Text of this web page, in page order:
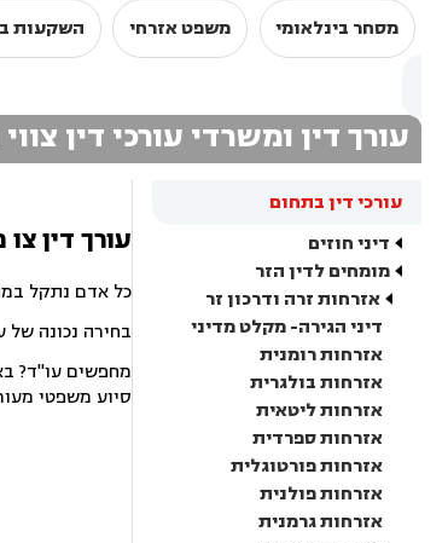
מסחר בינלאומי משפט אזרחי השקעות
עורך דין ומשרדי עורכי דין
עורכי דין בתחום
דיני חוזים
מומחים לדין הזר
אזרחות זרה ודרכון זר
דיני הגירה- מקלט מדיני
אזרחות רומנית
אזרחות בולגרית
אזרחות ליטאית
אזרחות ספרדית
אזרחות פורטוגלית
אזרחות פולנית
אזרחות גרמנית
עורך דין
כל אדם נתקל
בחירה נכונה של
מחפשים עו"ד?
סיוע משפטי